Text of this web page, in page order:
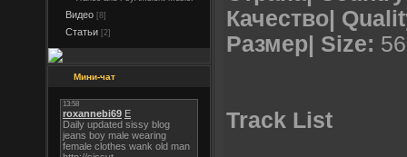
Видео [8]
Статьи [2]
Мини-чат
Качество|
Размер| Size:
Track List